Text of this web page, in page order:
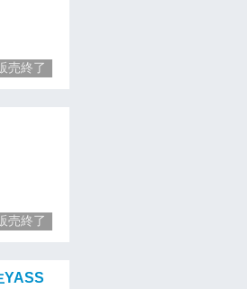
売終了
売終了
YASS